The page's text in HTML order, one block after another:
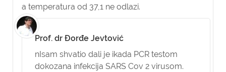
a temperatura od 37,1 ne odlazi.
Prof. dr Đorđe Jevtović
nIsam shvatio dali je ikada PCR testom
dokozana infekcija SARS Cov 2 virusom.